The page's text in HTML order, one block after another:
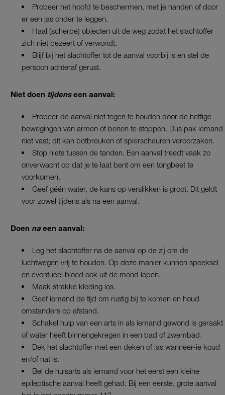
Probeer het hoofd te beschermen, met je handen of door
er een jas onder te leggen.
Haal (scherpe) objecten uit de weg zodat het slachtoffer
zich niet bezeert of verwondt.
Blijf bij het slachtoffer tot de aanval voorbij is en stel de
persoon achteraf gerust.
Niet doen tijdenseen aanval:
Probeer de aanval niet tegen te houden door de heftige
bewegingen van armen of benen te stoppen. Dus pak iemand
niet vast; dit kan botbreuken of spierscheuren veroorzaken.
Stop niets tussen de tanden. Een aanval treedt vaak zo
onverwacht op dat je te laat bent om een tongbeet te
voorkomen.
Geef géén water, de kans op verslikken is groot. Dit geldt
voor zowel tijdens als na een aanval.
Doen naeen aanval:
Leg het slachtoffer na de aanval op de zij om de
luchtwegen vrij te houden. Op deze manier kunnen speeksel
en eventueel bloed ook uit de mond lopen.
Maak strakke kleding los.
Geef iemand de tijd om rustig bij te komen en houd
omstanders op afstand.
Schakel hulp van een arts in als iemand gewond is geraakt
of water heeft binnengekregen in een bad of zwembad.
Dek het slachtoffer met een deken of jas wanneer-ie koud
en/of nat is.
Bel de huisarts als iemand voor het eerst een kleine
epileptische aanval heeft gehad. Bij een eerste, grote aanval